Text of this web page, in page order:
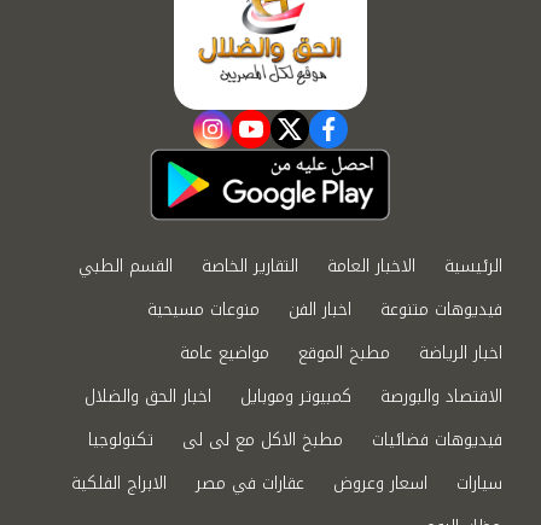
facebook
twitter
youtube
instagram
الرئيسية الاخبار العامة التقارير الخاصة
القسم الطبي
فيديوهات متنوعة
اخبار الفن
منوعات مسيحية
اخبار الرياضة
مطبخ الموقع
مواضيع عامة
الاقتصاد والبورصة
كمبيوتر وموبايل
اخبار الحق والضلال
فيديوهات فضائيات
مطبخ الاكل مع لى لى
تكنولوجيا
سيارات
اسعار وعروض عقارات في مصر
الابراج الفلكية